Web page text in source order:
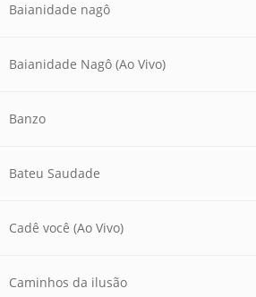
Baianidade nagô
Baianidade Nagô (Ao Vivo)
Banzo
Bateu Saudade
Cadê você (Ao Vivo)
Caminhos da ilusão